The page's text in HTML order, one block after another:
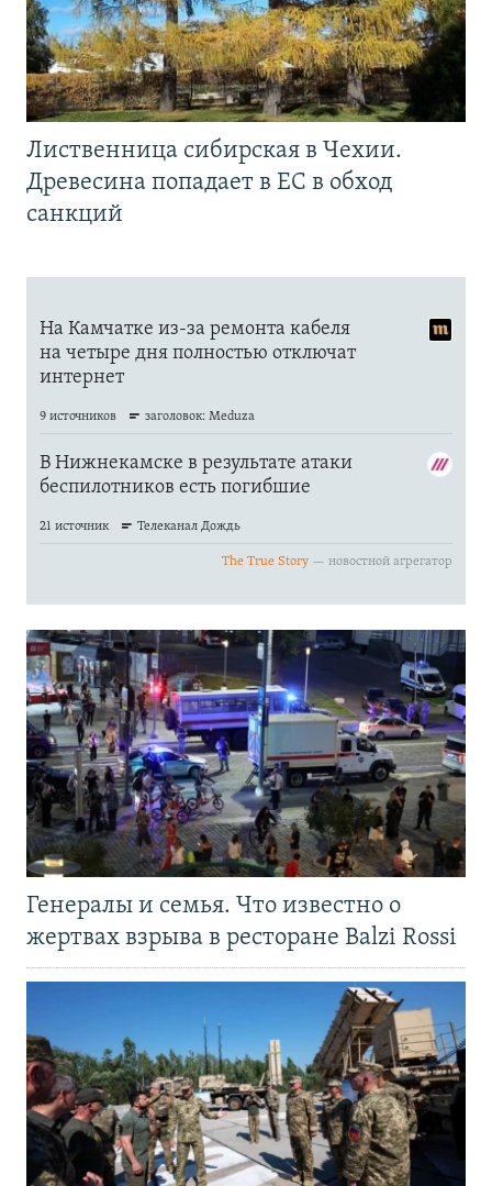
Лиственница сибирская в Чехии.
Древесина попадает в ЕС в обход
санкций
Генералы и семья. Что известно о
жертвах взрыва в ресторане Balzi Rossi